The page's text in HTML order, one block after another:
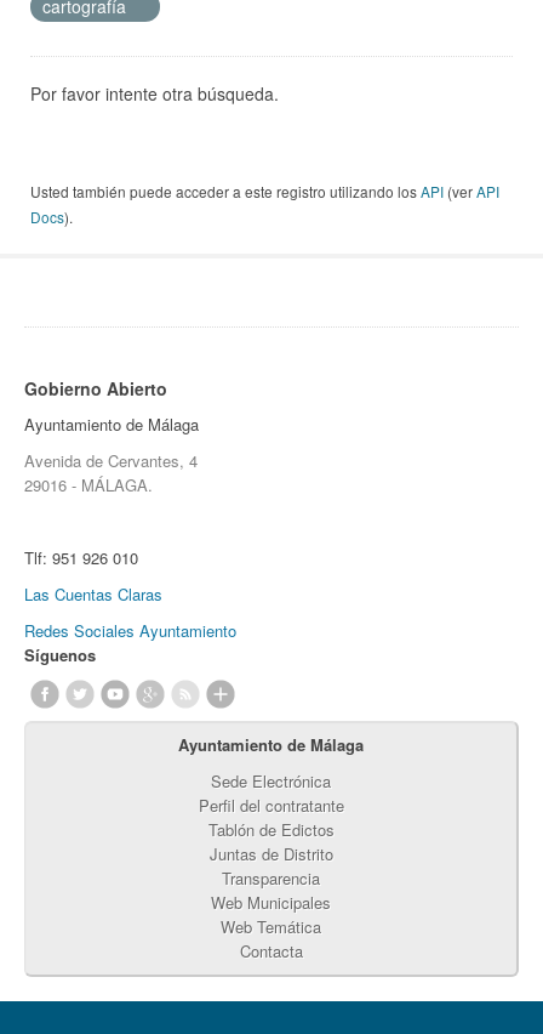
cartografía
Por favor intente otra búsqueda.
Usted también puede acceder a este registro utilizando losAPI (verAPI
Docs).
Gobierno Abierto
Ayuntamiento de Málaga
Avenida de Cervantes, 4
29016 - MÁLAGA.
Tlf: 951 926 010
Las Cuentas Claras
Redes Sociales Ayuntamiento
Síguenos
Ayuntamiento de Málaga
Sede Electrónica
Perfil del contratante
Tablón de Edictos
Juntas de Distrito
Transparencia
Web Municipales
Web Temática
Contacta